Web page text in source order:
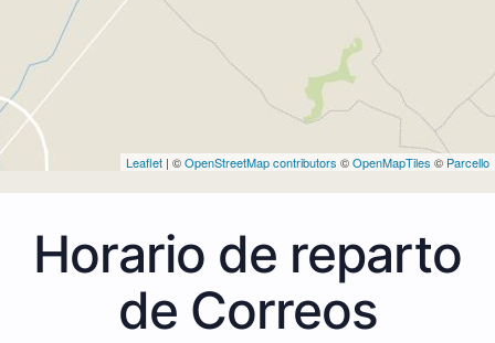
Leaflet | ©OpenStreetMap contributors ©OpenMapTiles © Parcello
Horario de reparto
de Correos